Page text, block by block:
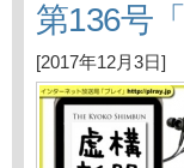
第136号
[2017年12月3日]